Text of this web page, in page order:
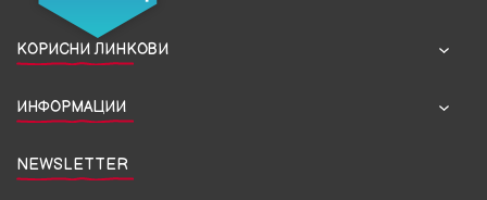
КОРИСНИ ЛИНКОВИ
ИНФОРМАЦИИ
NEWSLETTER